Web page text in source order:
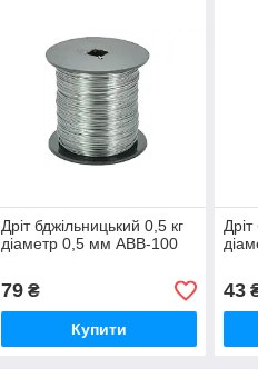
Дріт бджільницький 0,5 кг
діаметр 0,5 мм АВВ-100
79₴
Купити
43